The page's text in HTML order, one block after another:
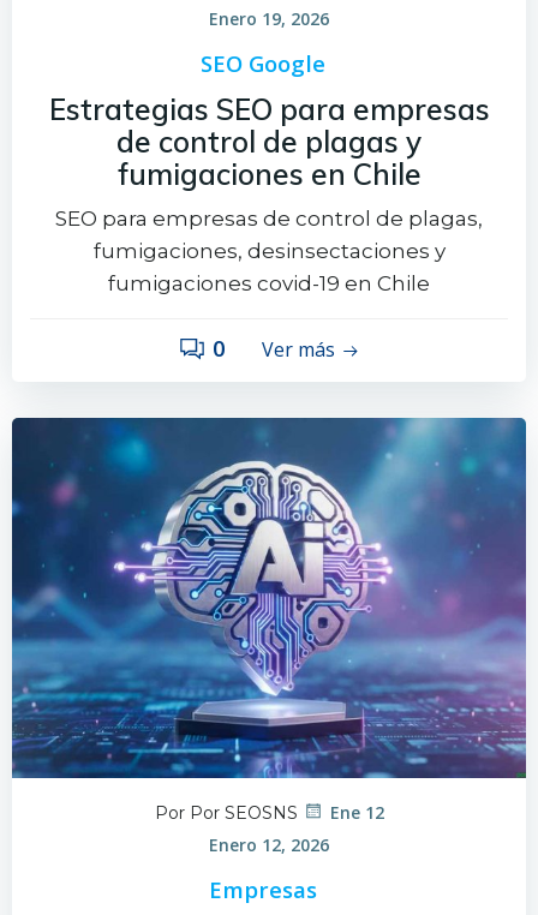
Enero 19, 2026
SEO Google
Estrategias SEO para empresas
de control de plagas y
fumigaciones en Chile
SEO para empresas de control de plagas,
fumigaciones, desinsectaciones y
fumigaciones covid-19 en Chile
0 Ver más
Por Por SEOSNS
Ene 12
Enero 12, 2026
Empresas